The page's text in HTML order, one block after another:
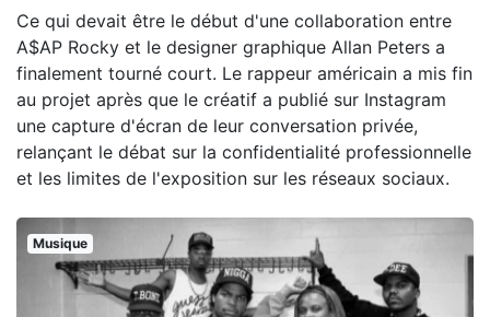
Ce qui devait être le début d'une collaboration entre
A$AP Rocky et le designer graphique Allan Peters a
finalement tourné court. Le rappeur américain a mis fin
au projet après que le créatif a publié sur Instagram
une capture d'écran de leur conversation privée,
relançant le débat sur la confidentialité professionnelle
et les limites de l'exposition sur les réseaux sociaux.
Musique